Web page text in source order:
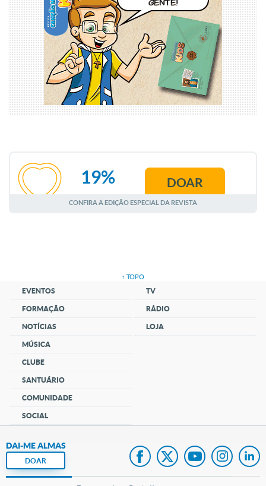
AGOSTO
19% DOAR
CONFIRA A EDIÇÃO ESPECIAL DA REVISTA
↑ TOPO
EVENTOS
FORMAÇÃO
NOTÍCIAS
MÚSICA
CLUBE
SANTUÁRIO
COMUNIDADE
SOCIAL
TV
RÁDIO
LOJA
DAI-ME ALMAS
DOAR